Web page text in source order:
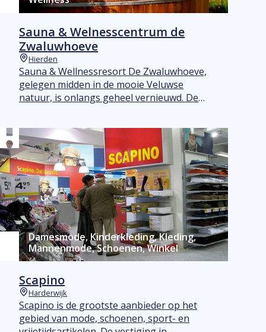
Sauna & Welnesscentrum de
Zwaluwhoeve
Plaats
Hierden
Sauna & Wellnessresort De Zwaluwhoeve,
gelegen midden in de mooie Veluwse
natuur, is onlangs geheel vernieuwd. De
ruimte en comfort. Dat is pas genieten!
Damesmode, Kinderkleding, Kleding,
Mannenmode, Schoenen, Winkel
Scapino
Plaats
Harderwijk
Scapino is de grootste aanbieder op het
gebied van mode, schoenen, sport- en